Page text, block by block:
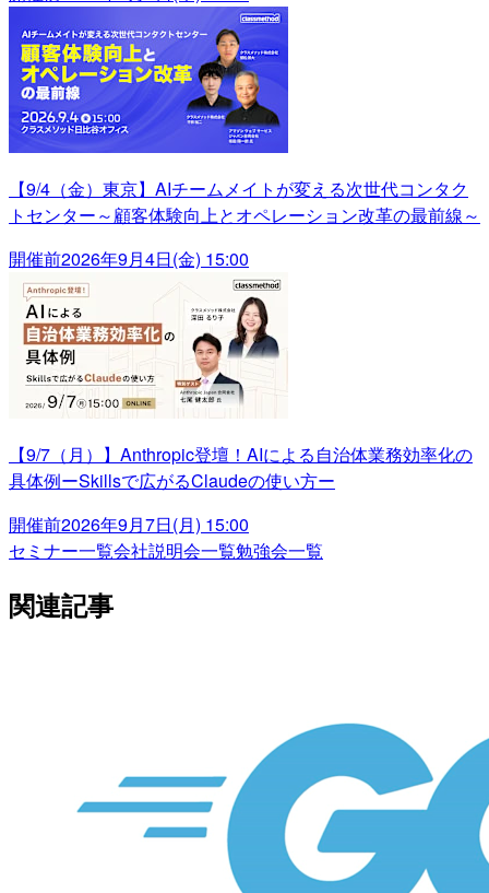
【9/4（金）東京】AIチームメイトが変える次世代コンタク
トセンター～顧客体験向上とオペレーション改革の最前線～
開催前2026年9月4日(金) 15:00
【9/7（月）】Anthropic登壇！AIによる自治体業務効率化の
具体例ーSkillsで広がるClaudeの使い方ー
開催前2026年9月7日(月) 15:00
セミナー一覧会社説明会一覧勉強会一覧
関連記事